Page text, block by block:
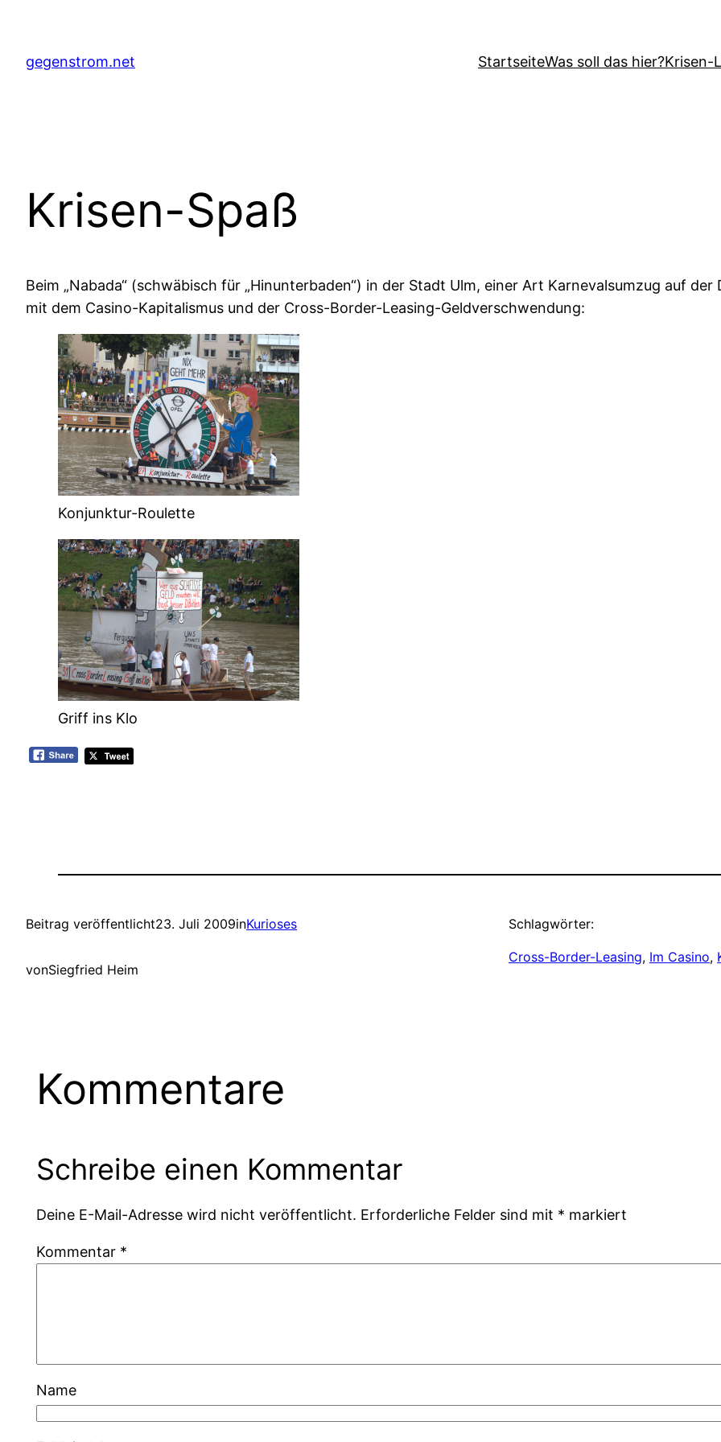
springen
gegenstrom.net StartseiteWas soll das hier?Krisen-
Krisen-Spaß
Beim „Nabada“ (schwäbisch für „Hinunterbaden“) in der Stadt Ulm, einer Art Karnevalsumzug auf
mit dem Casino-Kapitalismus und der Cross-Border-Leasing-Geldverschwendung:
Konjunktur-Roulette
Griff ins Klo
Beitrag veröffentlicht23. Juli 2009inKurioses
vonSiegfried Heim
Schlagwörter:
Cross-Border-Leasing, Im Casino,
Kommentare
Schreibe einen Kommentar
Deine E-Mail-Adresse wird nicht veröffentlicht. Erforderliche Felder sind mit * markiert
Kommentar *
Name